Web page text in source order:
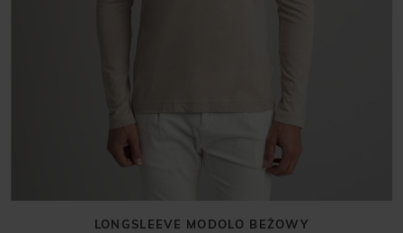
LONGSLEEVE MODOLO BEŻOWY